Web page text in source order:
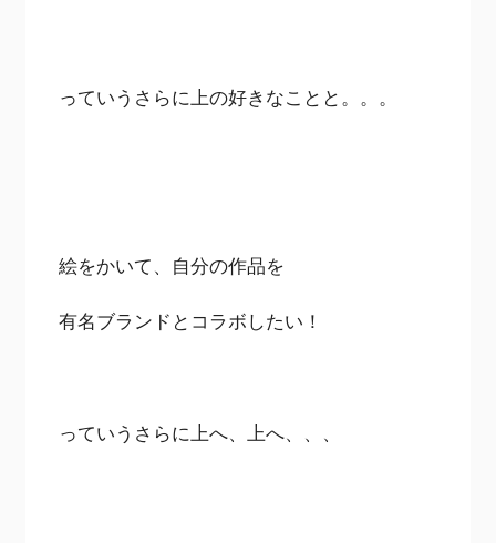
っていうさらに上の好きなことと。。。
絵をかいて、自分の作品を
有名ブランドとコラボしたい！
っていうさらに上へ、上へ、、、